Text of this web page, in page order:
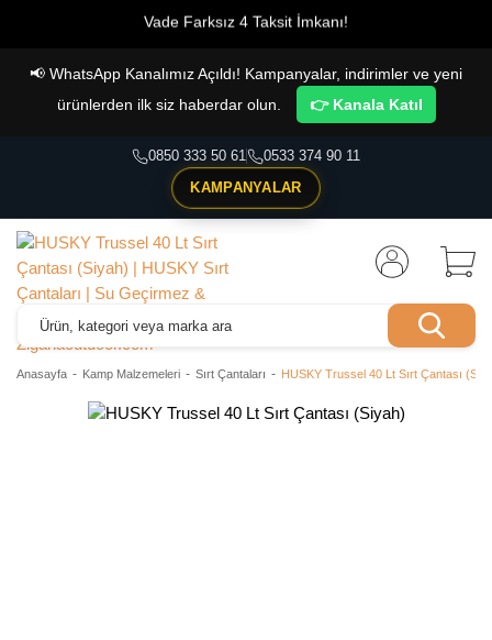
Vade Farksız 4 Taksit İmkanı!
📢 WhatsApp Kanalımız Açıldı! Kampanyalar, indirimler ve yeni
ürünlerden ilk siz haberdar olun.
👉 Kanala Katıl
0850 333 50 61
0533 374 90 11
KAMPANYALAR
Anasayfa Kamp Malzemeleri Sırt Çantaları HUSKY Trussel 40 Lt Sırt Çantası